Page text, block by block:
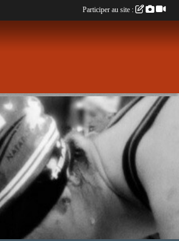
Participer au site :